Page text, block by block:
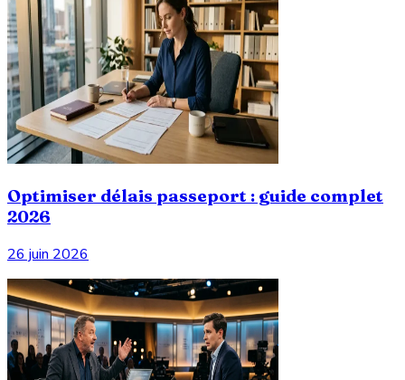
Optimiser délais passeport : guide complet
2026
26 juin 2026